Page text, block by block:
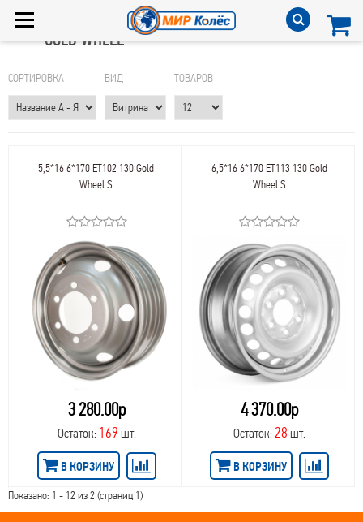
GOLD WHEEL
СОРТИРОВКА ВИД ТОВАРОВ
5,5*16 6*170 ET102 130 Gold
Wheel S
3 280.00р
Остаток: 169 шт.
В КОРЗИНУ
6,5*16 6*170 ET113 130 Gold
Wheel S
4 370.00р
Остаток:28 шт.
В КОРЗИНУ
Показано: 1 - 12 из 2 (страниц 1)